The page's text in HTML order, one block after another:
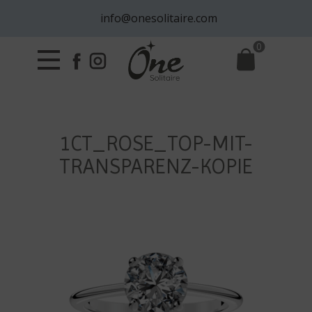
info@onesolitaire.com
0
1CT_ROSE_TOP-MIT-
TRANSPARENZ-KOPIE